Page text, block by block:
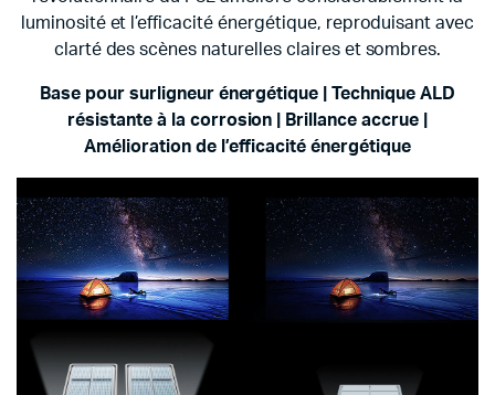
luminosité et l’efficacité énergétique, reproduisant avec
clarté des scènes naturelles claires et sombres.
Base pour surligneur énergétique | Technique ALD
résistante à la corrosion |
Brillance accrue |
Amélioration de l’efficacité énergétique